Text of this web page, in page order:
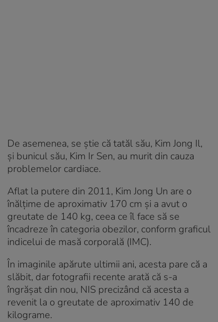
De asemenea, se știe că tatăl său, Kim Jong Il,
și bunicul său, Kim Ir Sen, au murit din cauza
problemelor cardiace.
Aflat la putere din 2011, Kim Jong Un are o
înălţime de aproximativ 170 cm și a avut o
greutate de 140 kg, ceea ce îl face să se
încadreze în categoria obezilor, conform graficul
indicelui de masă corporală (IMC).
În imaginile apărute ultimii ani, acesta pare că a
slăbit, dar fotografii recente arată că s-a
îngrășat din nou, NIS precizând că acesta a
revenit la o greutate de aproximativ 140 de
kilograme.